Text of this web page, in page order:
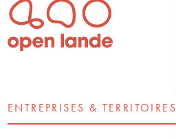
ENTREPRISES & TERRITOIRES